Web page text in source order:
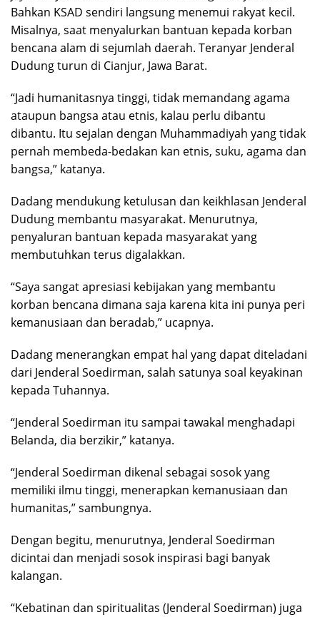
Bahkan KSAD sendiri langsung menemui rakyat kecil.
Misalnya, saat menyalurkan bantuan kepada korban
bencana alam di sejumlah daerah. Teranyar Jenderal
Dudung turun di Cianjur, Jawa Barat.
“Jadi humanitasnya tinggi, tidak memandang agama
ataupun bangsa atau etnis, kalau perlu dibantu
dibantu. Itu sejalan dengan Muhammadiyah yang tidak
pernah membeda-bedakan kan etnis, suku, agama dan
bangsa,” katanya.
Dadang mendukung ketulusan dan keikhlasan Jenderal
Dudung membantu masyarakat. Menurutnya,
penyaluran bantuan kepada masyarakat yang
membutuhkan terus digalakkan.
“Saya sangat apresiasi kebijakan yang membantu
korban bencana dimana saja karena kita ini punya peri
kemanusiaan dan beradab,” ucapnya.
Dadang menerangkan empat hal yang dapat diteladani
dari Jenderal Soedirman, salah satunya soal keyakinan
kepada Tuhannya.
“Jenderal Soedirman itu sampai tawakal menghadapi
Belanda, dia berzikir,” katanya.
“Jenderal Soedirman dikenal sebagai sosok yang
memiliki ilmu tinggi, menerapkan kemanusiaan dan
humanitas,” sambungnya.
Dengan begitu, menurutnya, Jenderal Soedirman
dicintai dan menjadi sosok inspirasi bagi banyak
kalangan.
“Kebatinan dan spiritualitas (Jenderal Soedirman) juga